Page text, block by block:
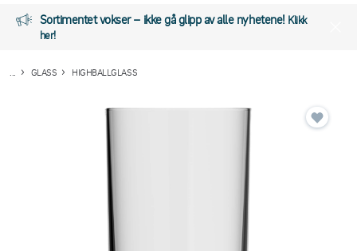
Sortimentet vokser – ikke gå glipp av alle nyhetene! Klikk
her!
GLASS HIGHBALLGLASS